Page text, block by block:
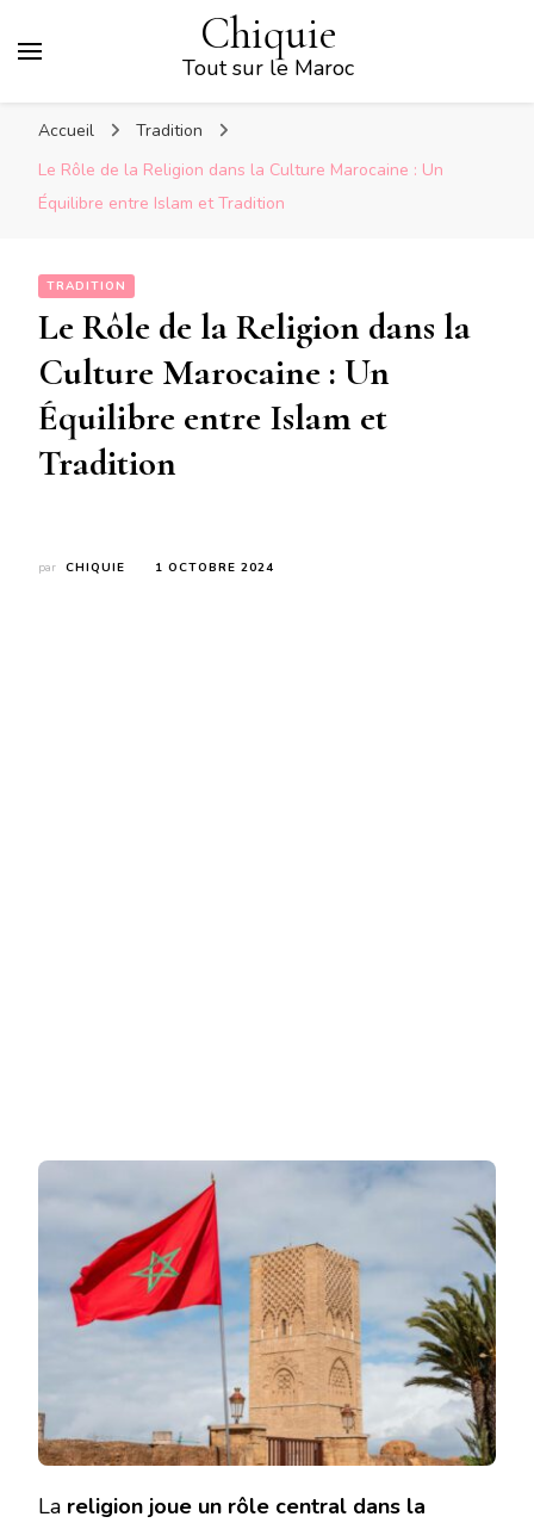
Chiquie
Tout sur le Maroc
Accueil
Tradition
Le Rôle de la Religion dans la Culture Marocaine : Un
Équilibre entre Islam et Tradition
TRADITION
Le Rôle de la Religion dans la
Culture Marocaine : Un
Équilibre entre Islam et
Tradition
par CHIQUIE 1 OCTOBRE 2024
La religion joue un rôle central dans la